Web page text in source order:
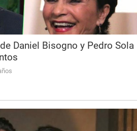
Daniel Bisogno y Pedro Sola